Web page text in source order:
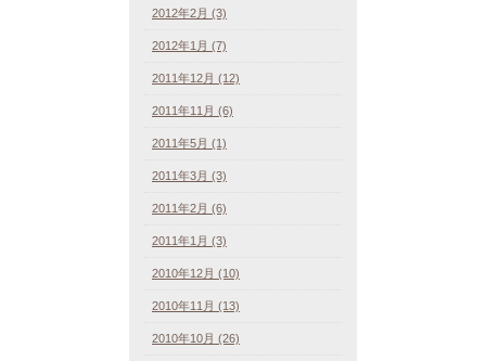
2012年2月 (3)
2012年1月 (7)
2011年12月 (12)
2011年11月 (6)
2011年5月 (1)
2011年3月 (3)
2011年2月 (6)
2011年1月 (3)
2010年12月 (10)
2010年11月 (13)
2010年10月 (26)